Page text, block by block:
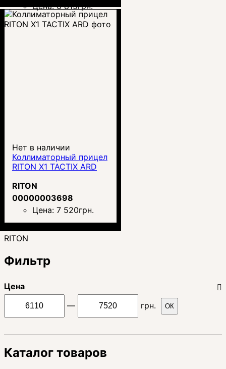
Цена:6 815грн.
Нет в наличии
Коллиматорный прицел
RITON X1 TACTIX ARD
RITON
00000003698
Цена: 7 520грн.
RITON
Фильтр
Цена
—
грн. ОК
Каталог товаров